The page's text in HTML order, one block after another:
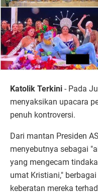
Katolik Terkini - Pada
menyaksikan upacara
penuh kontroversi.
Dari mantan Presiden
menyebutnya sebagai
yang mengecam
umat Kristiani,"
keberatan mereka